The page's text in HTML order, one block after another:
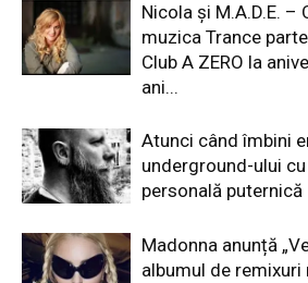
Nicola și M.A.D.E. –
muzica Trance
Club A ZERO la
ani...
Atunci când îmbini
underground-ului
personală puternică
Madonna anunță
albumul de remixuri